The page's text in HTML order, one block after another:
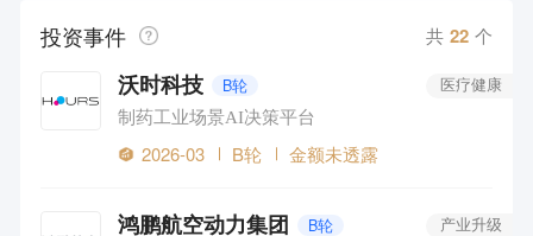
投资事件 共 22 个
沃时科技 B轮
制药工业场景AI决策平台
医疗健康
2026-03 B轮 金额未透露
鸿鹏航空动力集团 B轮 产业升级